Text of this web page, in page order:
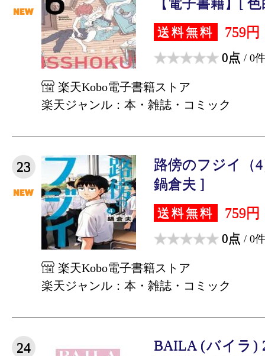
送料無料 759円
0点 / 0件
楽天Kobo電子書籍ストア
楽天ジャンル：本・雑誌・コミック
23
路傍のフジイ（
鍋倉夫 ]
送料無料 759円
0点 / 0件
楽天Kobo電子書籍ストア
楽天ジャンル：本・雑誌・コミック
24
BAILA (バイラ)